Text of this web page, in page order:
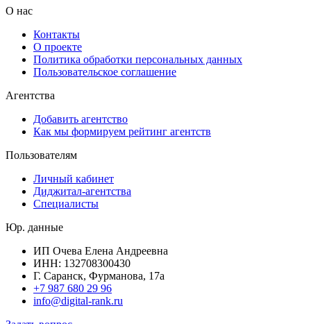
О нас
Контакты
О проекте
Политика обработки персональных данных
Пользовательское соглашение
Агентства
Добавить агентство
Как мы формируем рейтинг агентств
Пользователям
Личный кабинет
Диджитал-агентства
Специалисты
Юр. данные
ИП Очева Елена Андреевна
ИНН: 132708300430
Г. Саранск, Фурманова, 17а
+7 987 680 29 96
info@digital-rank.ru